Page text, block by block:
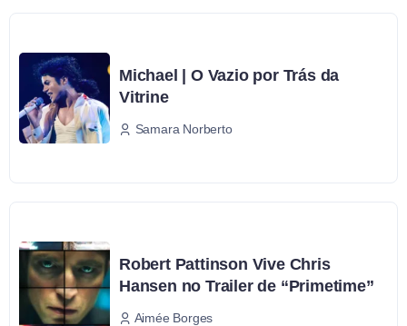
Michael | O Vazio por Trás da
Vitrine
Samara Norberto
Robert Pattinson Vive Chris
Hansen no Trailer de “Primetime”
Aimée Borges